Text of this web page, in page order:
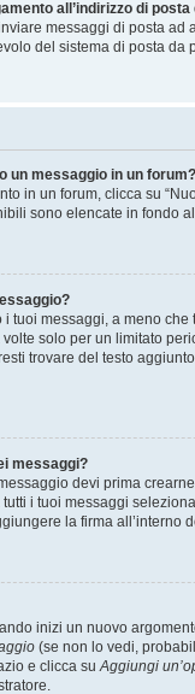
all’indirizzo di
messaggi di posta
del sistema di posta da
un messaggio in un forum?
in un forum, clicca su
sono elencate in fondo
tuoi messaggi, a meno
solo per un limitato
trovare del testo
messaggi?
devi prima
i tuoi messaggi
la firma all’interno
inizi un nuovo
(se non lo vedi,
e clicca suAggiungi